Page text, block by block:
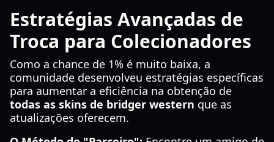
Estratégias Avançadas de
Troca para Colecionadores
Como a chance de 1% é muito baixa, a
comunidade desenvolveu estratégias específicas
para aumentar a eficiência na obtenção de
todas as skins de bridger western que as
atualizações oferecem.